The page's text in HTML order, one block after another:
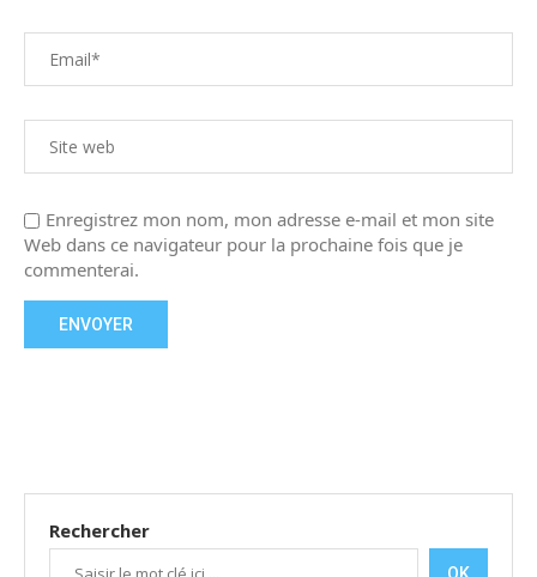
Enregistrez mon nom, mon adresse e-mail et mon site
Web dans ce navigateur pour la prochaine fois que je
commenterai.
Rechercher